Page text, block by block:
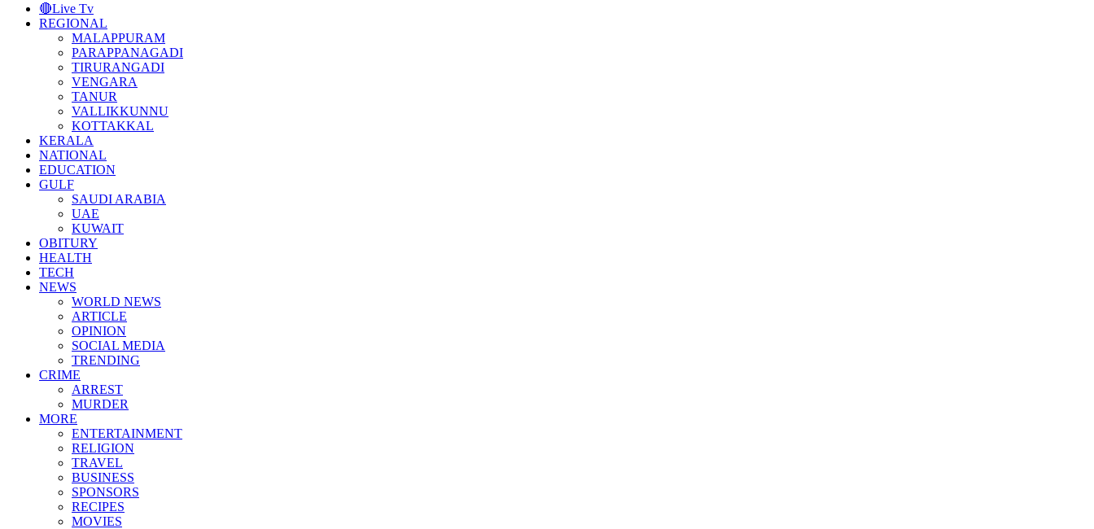
🔴Live Tv
REGIONAL
MALAPPURAM
PARAPPANAGADI
TIRURANGADI
VENGARA
TANUR
VALLIKKUNNU
KOTTAKKAL
KERALA
NATIONAL
EDUCATION
GULF
SAUDI ARABIA
UAE
KUWAIT
OBITURY
HEALTH
TECH
NEWS
WORLD NEWS
ARTICLE
OPINION
SOCIAL MEDIA
TRENDING
CRIME
ARREST
MURDER
MORE
ENTERTAINMENT
RELIGION
TRAVEL
BUSINESS
SPONSORS
RECIPES
MOVIES